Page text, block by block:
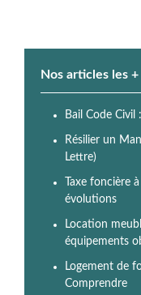
Nos articles les +
Bail Code Civil
Résilier un
Lettre)
Taxe foncière
évolutions
Location
équipements
Logement de
Comprendre